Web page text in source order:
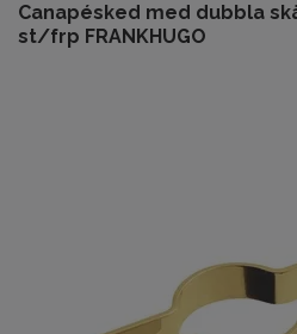
Canapésked med dubbla
st/frp FRANKHUGO